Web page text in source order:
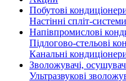
Побутові
Настінні спліт-системи
Напівпромислові
Підлогово-стельові
Канальні
Зволожувачі,
Ультразвукові